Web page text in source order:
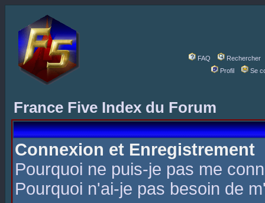
FAQ
Rechercher
Profil
Se
France Five Index du Forum
Connexion et Enregistrement
Pourquoi ne puis-je pas me
Pourquoi n'ai-je pas besoin de